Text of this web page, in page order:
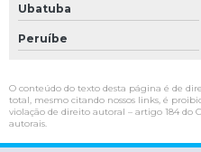
Interface serial rs232
Inversor de frequência conserto
Inversor de frequência manutenção
Manutenção de cnc
Ubatuba
Peruíbe
O conteúdo do texto desta página é de
total, mesmo citando nossos links, é
violação de direito autoral – artigo 184 do
autorais.